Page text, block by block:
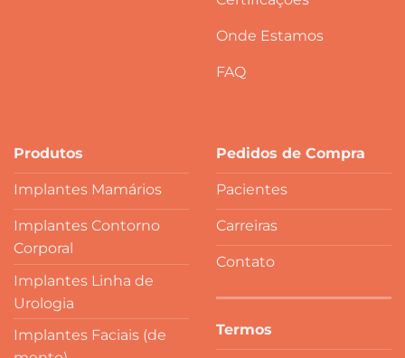
Onde Estamos
FAQ
Produtos
Implantes Mamários
Implantes Contorno
Corporal
Implantes Linha de
Urologia
Implantes Faciais (de
Pedidos de Compra
Pacientes
Carreiras
Contato
Termos